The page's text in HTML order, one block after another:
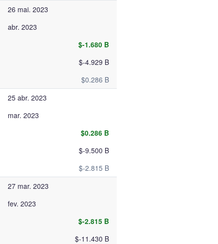
26 mai. 2023
abr. 2023
$-1.680 B
$-4.929 B
$0.286 B
25 abr. 2023
mar. 2023
$0.286 B
$-9.500 B
$-2.815 B
27 mar. 2023
fev. 2023
$-2.815 B
$-11.430 B